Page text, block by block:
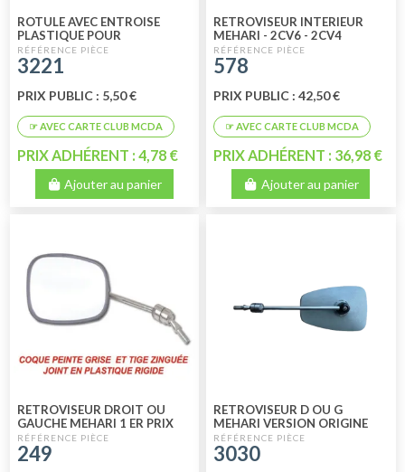
ROTULE AVEC ENTROISE
PLASTIQUE POUR
RETROVISEUR MEHARI
3221
PRIX PUBLIC : 5,50 €
PRIX ADHÉRENT : 4,78 €
Ajouter au panier
RETROVISEUR INTERIEUR
MEHARI - 2CV6 - 2CV4
578
PRIX PUBLIC : 42,50 €
PRIX ADHÉRENT : 36,98 €
Ajouter au panier
RETROVISEUR DROIT OU
GAUCHE MEHARI 1 ER PRIX
249
RETROVISEUR D OU G
MEHARI VERSION ORIGINE
3030